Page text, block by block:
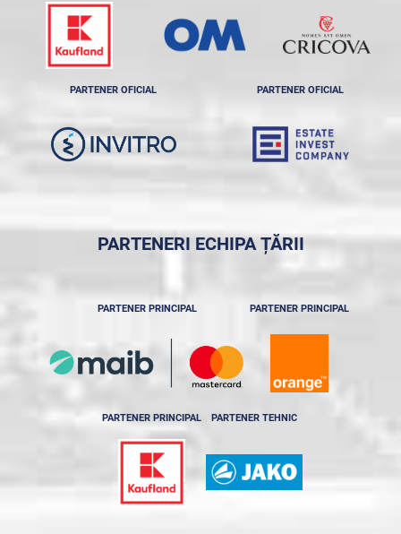
PARTENER OFICIAL PARTENER OFICIAL
PARTENERI ECHIPA ȚĂRII
PARTENER PRINCIPAL PARTENER PRINCIPAL
PARTENER PRINCIPAL PARTENER TEHNIC